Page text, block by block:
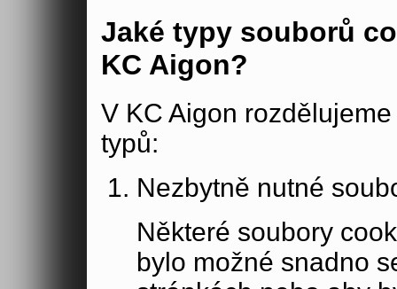
Jaké typy souborů
KC Aigon?
V KC Aigon
typů:
Nezbytně nutné
Některé soubory
bylo možné snadno